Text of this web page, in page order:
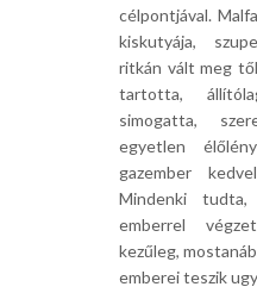
célpontjával.
kiskutyája,
ritkán vált meg
tartotta,
simogatta,
egyetlen
gazember
Mindenki
emberrel
kezűleg,
emberei teszik